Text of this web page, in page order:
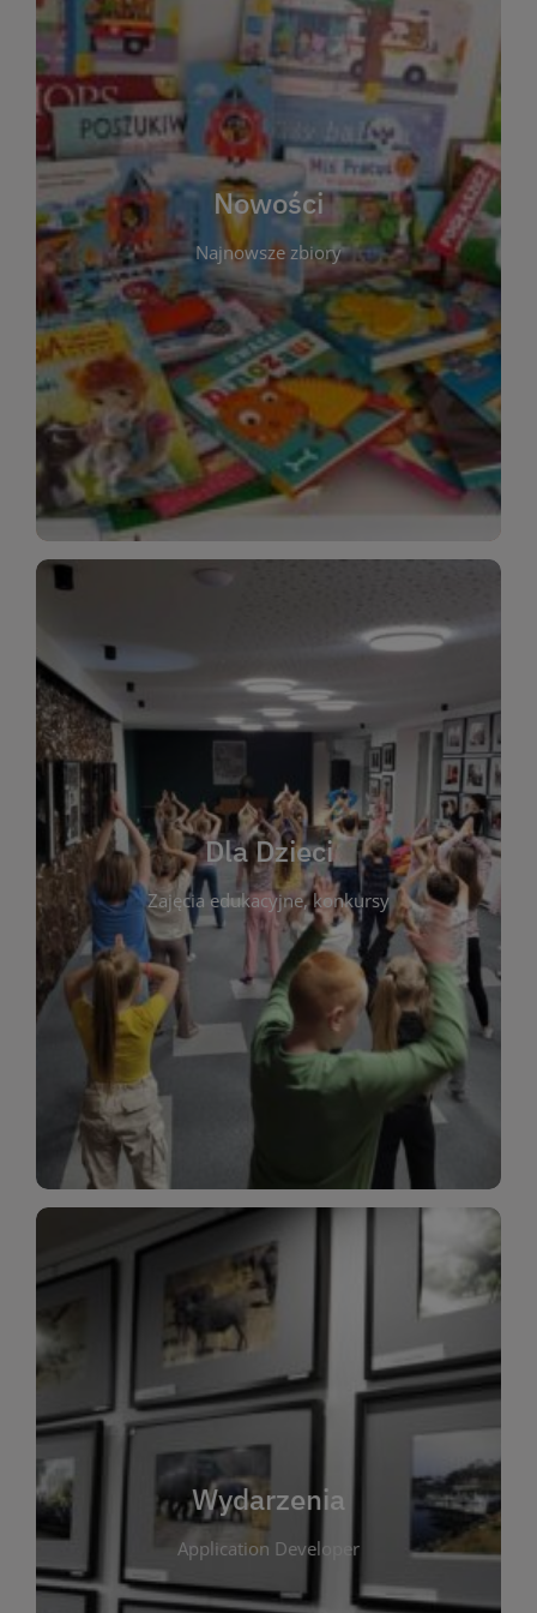
Nowości
Najnowsze zbiory
W tej sekcji prezentujemy najnowsze książki,
audiobooki oraz filmy, które właśnie trafiły do
zbiorów Miejskiej Biblioteki Publicznej w
Starachowicach. Regularnie aktualizujemy listę,
aby Czytelnicy mogli na bieżąco odkrywać świeże
tytuły i najciekawsze premiery wydawnicze. Każda
pozycja opatrzona jest krótkim opisem i
informacją o dostępności w katalogu. Zachęcamy
do częstych odwiedzin – nowości pojawiają się
niemal każdego tygodnia! Dzięki tej zakładce
zawsze będziesz wiedzieć, co warto przeczytać
jako pierwsze.
WIĘCEJ
Dla Dzieci
Zajęcia edukacyjne, konkursy
Dla Dzieci
To miejsce stworzone z myślą o najmłodszych
czytelnikach i ich rodzicach. Znajdziesz tu
informacje o zajęciach edukacyjnych, konkursach
plastycznych i spotkaniach z autorami książek dla
dzieci. Biblioteka oferuje bogaty wybór bajek,
opowiadań i lektur szkolnych, a także przyjazny
kącik do wspólnego czytania. Pragniemy
rozbudzać miłość do książek od najmłodszych lat.
Zapraszamy do wspólnej zabawy i odkrywania
świata literatury!
WIĘCEJ
Wydarzenia
Application Developer
Wydarzenia
W tej zakładce publikujemy informacje o
wszystkich wydarzeniach organizowanych przez
bibliotekę. Znajdziesz tu zapowiedzi spotkań
autorskich, warsztatów, prelekcji i zajęć
tematycznych dla różnych grup wiekowych. Każde
wydarzenie ma na celu promowanie kultury
czytelniczej oraz integrację społeczności lokalnej.
Dzięki kalendarzowi wydarzeń możesz łatwo